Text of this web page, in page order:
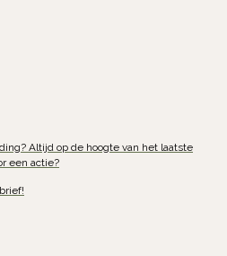
Altijd op de hoogte van het laatste
een actie?